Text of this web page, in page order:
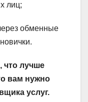
лиц;
обменные
что лучше
вам нужно
услуг.